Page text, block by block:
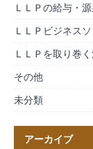
ＬＬＰの給与・
ＬＬＰビジネス
ＬＬＰを取り巻
その他
未分類
アーカイブ